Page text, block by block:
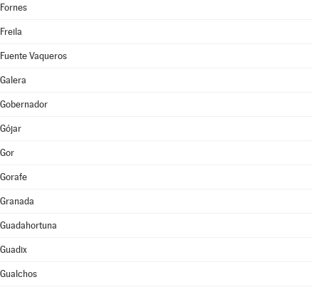
Fornes
Freila
Fuente Vaqueros
Galera
Gobernador
Gójar
Gor
Gorafe
Granada
Guadahortuna
Guadix
Gualchos